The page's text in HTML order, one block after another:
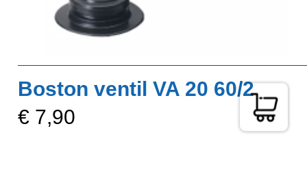
Boston ventil VA 20 60/2
€ 7,90